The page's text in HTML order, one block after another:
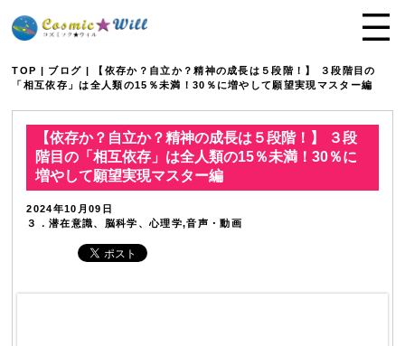
TOP | ブログ | 【依存か？自立か？精神の成長は５段階！】 ３段階目の
「相互依存」は全人類の15％未満！30％に増やして願望実現マスター編
【依存か？自立か？精神の成長は５段階！】 ３段
階目の「相互依存」は全人類の15％未満！30％に
増やして願望実現マスター編
2024年10月09日
３．潜在意識、脳科学、心理学,音声・動画